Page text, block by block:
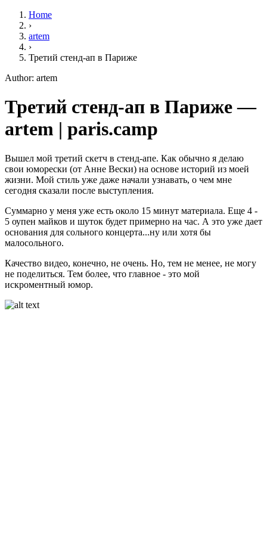
Home
›
artem
›
Третий стенд-ап в Париже
Author: artem
Третий стенд-ап в Париже —
artem | paris.camp
Вышел мой третий скетч в стенд-апе. Как обычно я делаю
свои юморески (от Анне Вески) на основе историй из моей
жизни. Мой стиль уже даже начали узнавать, о чем мне
сегодня сказали после выступления.
Суммарно у меня уже есть около 15 минут материала. Еще 4 -
5 оупен майков и шуток будет примерно на час. А это уже дает
основания для сольного концерта...ну или хотя бы
малосольного.
Качество видео, конечно, не очень. Но, тем не менее, не могу
не поделиться. Тем более, что главное - это мой
искроментный юмор.